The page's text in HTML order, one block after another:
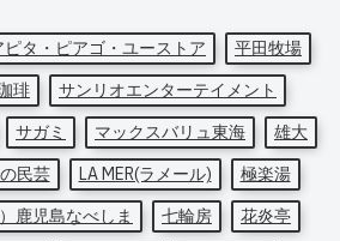
ピタ・ピアゴ・ユーストア
平田牧場
琲
サンリオエンターテイメント
サガミ マックスバリュ東海
雄大
民芸 LA MER(ラメール)
極楽湯
）鹿児島なべしま 七輪房
花炎亭